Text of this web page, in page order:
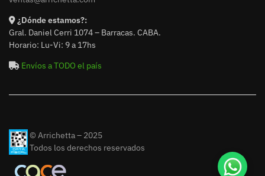
¿Dónde estamos?:
Gral. Daniel Cerri 1074 – Barracas. CABA.
Horario: Lu-Vi: 9 a 17hs
Envíos a TODO el país
© Arrichetta – 2025
Todos los derechos reservados